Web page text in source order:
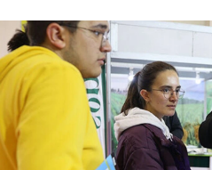
SAĞLIK
SPOR
11:11 MANŞET